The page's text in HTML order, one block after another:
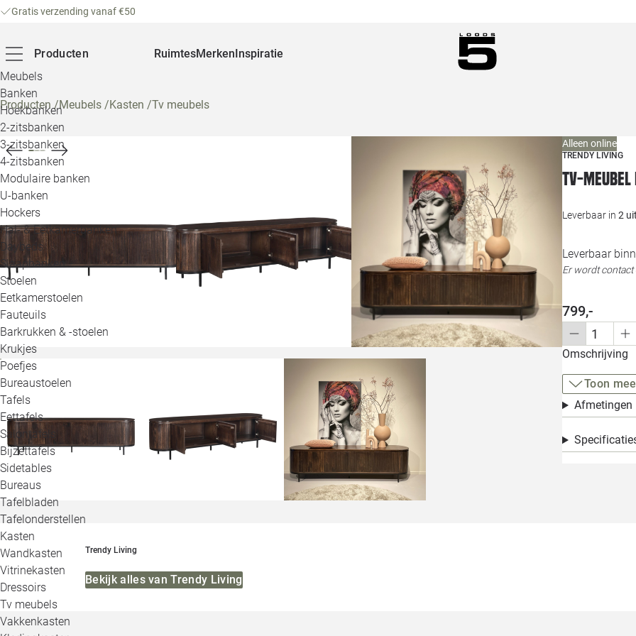
Gratis verzending vanaf €50
Producten
Meubels
Banken
Hoekbanken
2-zitsbanken
3-zitsbanken
4-zitsbanken
Modulaire banken
U-banken
Hockers
Hal- & Eetkamerbanken
Daybeds
Slaapbanken
Stoelen
Eetkamerstoelen
Fauteuils
Barkrukken & -stoelen
Krukjes
Poefjes
Bureaustoelen
Tafels
Eettafels
Salontafels
Bijzettafels
Sidetables
Bureaus
Tafelbladen
Tafelonderstellen
Kasten
Wandkasten
Vitrinekasten
Dressoirs
Tv meubels
Vakkenkasten
RuimtesMerkenInspiratie
Producten/Meubels /Kasten /Tv meubels
Alleen online
TRENDY LIVING
Tv-meubel
Leverbaar in 2
Leverbaar
Er wordt
799,-
Omschrijving
Toon
Afmetingen
Trendy Living
Bekijk alles van Trendy Living